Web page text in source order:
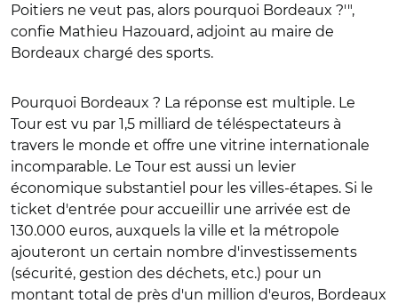
Poitiers ne veut pas, alors pourquoi Bordeaux ?'",
confie Mathieu Hazouard, adjoint au maire de
Bordeaux chargé des sports.
Pourquoi Bordeaux ? La réponse est multiple. Le
Tour est vu par 1,5 milliard de téléspectateurs à
travers le monde et offre une vitrine internationale
incomparable. Le Tour est aussi un levier
économique substantiel pour les villes-étapes. Si le
ticket d'entrée pour accueillir une arrivée est de
130.000 euros, auxquels la ville et la métropole
ajouteront un certain nombre d'investissements
(sécurité, gestion des déchets, etc.) pour un
montant total de près d'un million d'euros, Bordeaux